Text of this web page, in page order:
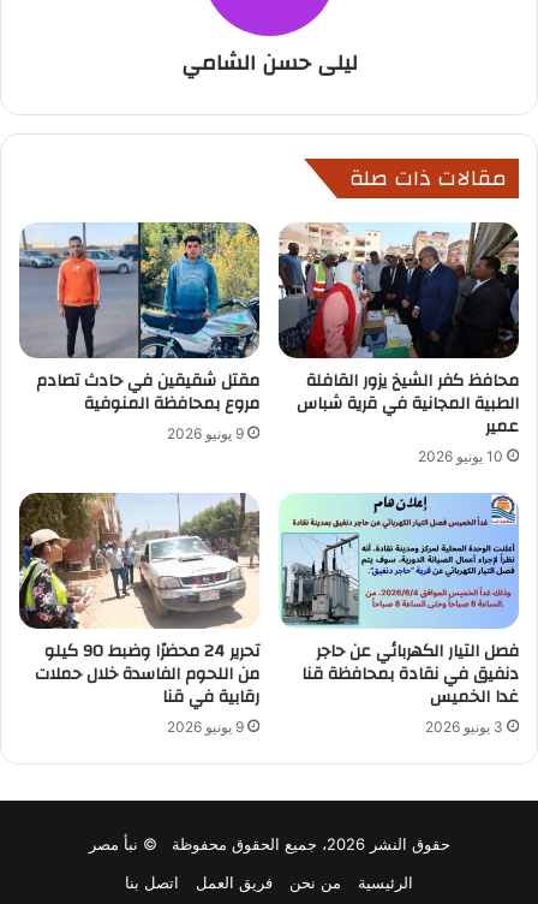
ليلى حسن الشامي
مقالات ذات صلة
محافظ كفر الشيخ يزور القافلة
الطبية المجانية في قرية شباس
عمير
10 يونيو 2026
مقتل شقيقين في حادث تصادم
مروع بمحافظة المنوفية
9 يونيو 2026
فصل التيار الكهربائي عن حاجر
دنفيق في نقادة بمحافظة قنا
غدا الخميس
3 يونيو 2026
تحرير 24 محضرًا وضبط 90 كيلو
من اللحوم الفاسدة خلال حملات
رقابية في قنا
9 يونيو 2026
حقوق النشر 2026، جميع الحقوق محفوظة © نبأ مصر
الرئيسية
من نحن فريق العمل اتصل بنا